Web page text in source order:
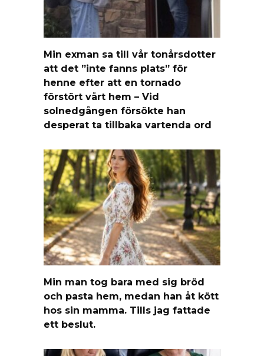
Min exman sa till vår tonårsdotter
att det ”inte fanns plats” för
henne efter att en tornado
förstört vårt hem – Vid
solnedgången försökte han
desperat ta tillbaka vartenda ord
Min man tog bara med sig bröd
och pasta hem, medan han åt kött
hos sin mamma. Tills jag fattade
ett beslut.